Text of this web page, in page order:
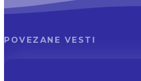
POVEZANE VESTI